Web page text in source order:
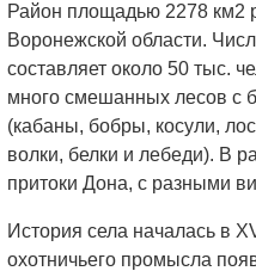
Район площадью 2278 км2
Воронежской области.
составляет около 50 тыс.
много смешанных лесов с
(кабаны, бобры, косули,
волки, белки и лебеди). В
притоки Дона, с разными
История села началась в
охотничьего промысла